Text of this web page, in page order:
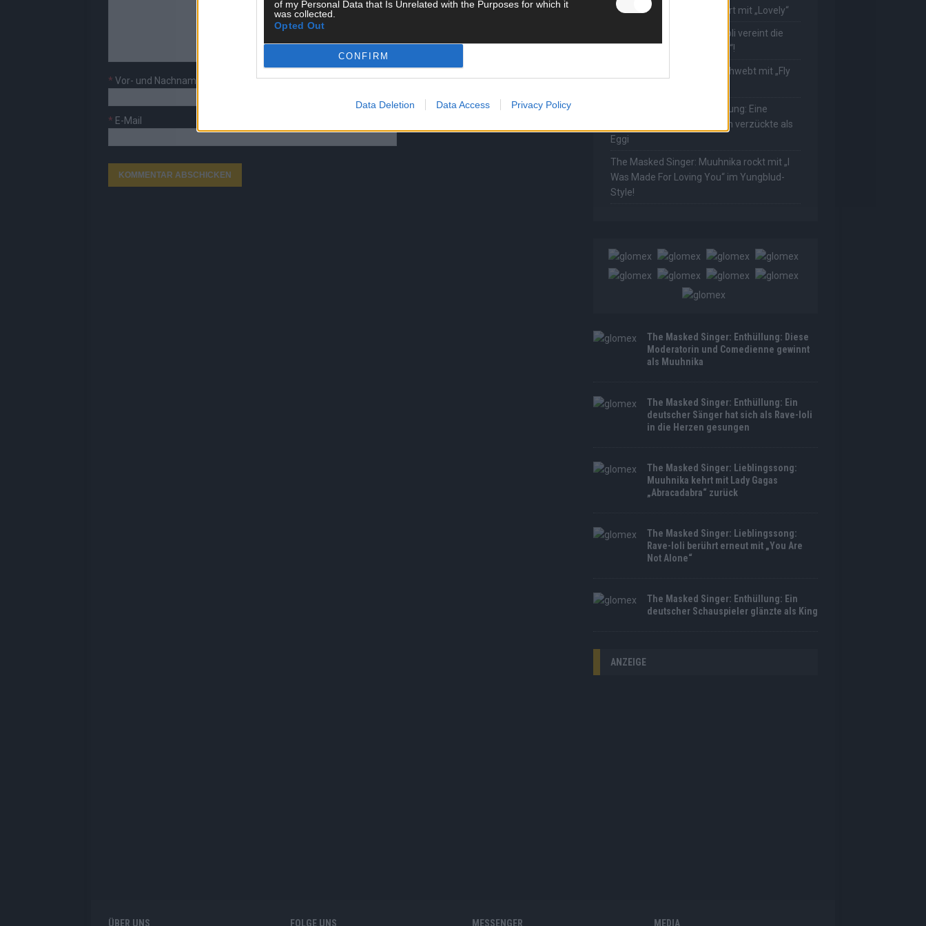
of my Personal Data that Is Unrelated with the Purposes for which it
was collected.
Opted Out
CONFIRM
Data Deletion Data Access Privacy Policy
* Vor- und Nachname
* E-Mail
Power! Muuhnika verzaubert mit „Lovely“
The Masked Singer: Rave-Ioli vereint die
Welt mit „We Are The World“!
The Masked Singer: King schwebt mit „Fly
The Masked Singer: Enthüllung: Eine
österreichische Moderatorin verzückte als
Eggi
The Masked Singer: Muuhnika rockt mit „I
Was Made For Loving You“ im Yungblud-
Style!
The Masked Singer: Enthüllung: Diese
Moderatorin und Comedienne gewinnt
als Muuhnika
The Masked Singer: Enthüllung: Ein
deutscher Sänger hat sich als Rave-Ioli
in die Herzen gesungen
The Masked Singer: Lieblingssong:
Muuhnika kehrt mit Lady Gagas
„Abracadabra“ zurück
The Masked Singer: Lieblingssong:
Rave-Ioli berührt erneut mit „You Are
Not Alone“
The Masked Singer: Enthüllung: Ein
deutscher Schauspieler glänzte als King
ANZEIGE
ÜBER UNS FOLGE UNS MESSENGER MEDIA